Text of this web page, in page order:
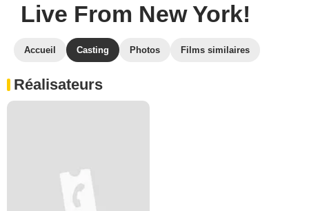
Live From New York!
Accueil Casting Photos Films similaires
Réalisateurs